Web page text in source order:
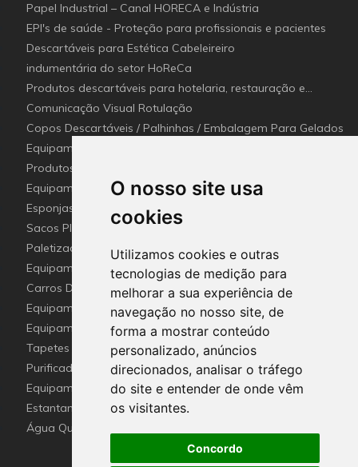
O nosso site usa
cookies
Utilizamos cookies e outras
tecnologias de medição para
melhorar a sua experiência de
navegação no nosso site, de
forma a mostrar conteúdo
personalizado, anúncios
direcionados, analisar o tráfego
do site e entender de onde vêm
os visitantes.
Concordo
Papel Industrial – Canal HORECA e Indústria
EPI's de saúde - Proteção para profissionais e pacientes
Descartáveis para Estética Cabeleireiro
indumentária do setor HoReCa
Produtos descartáveis para hotelaria, restauração e
catering (Canal Horeca)
Comunicação Visual Rotulação
Copos Descartáveis / Palhinhas / Embalagem Para Gelados
Equipamentos para Setor - Hotelaria e Restauração
(Horeca)
Produtos e utensílios Detetaveis para a Indústria Alimentar
Equipamentos e Utensílios de Limpeza
Esponjas esfregões inox e Fibras (Disco de limpeza)
industriais
Sacos Plástico e Mangas de lavandaria Industrial
Paletização e embalagem industrial
Equipamento De Hotel HO.RE.CA
Carros De Apoio & Baldes De Limpeza
Equipamentos Sanitários Para locais Públicos.
Equipamentos para recolha selectiva de resíduos
Tapetes de Entrada Personalizados com Logótipo
Purificador e esterilizador de ar e Nebulizadores
Equipamentos de Emergência
Estantantes e Soluções em Altura
Água Quente Sanitária ( Termoacumulador elétrico )